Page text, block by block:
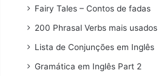
Fairy Tales – Contos de fadas
200 Phrasal Verbs mais usados
Lista de Conjunções em Inglês
Gramática em Inglês Part 2